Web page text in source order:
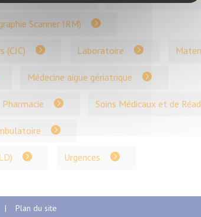
Scanner IRM)
(CJC) Laboratoire
Médecine aigüe gériatrique
Pharmacie Soins Médicaux et de
Urgences
Plan du site